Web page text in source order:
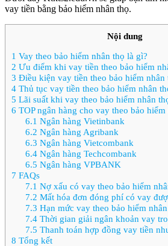
vay tiền bằng bảo hiểm nhân thọ.
Nội dung
1 Vay theo bảo hiểm nhân thọ là gì?
2 Ưu điểm khi vay tiền theo bảo hiểm
3 Điều kiện vay tiền theo bảo hiểm nhân
4 Thủ tục vay tiền theo bảo hiểm nhân
5 Lãi suất khi vay theo bảo hiểm nhân
6 TOP ngân hàng cho vay theo bảo
6.1 Ngân hàng Vietinbank
6.2 Ngân hàng Agribank
6.3 Ngân hàng Vietcombank
6.4Ngân hàng Techcombank
6.5 Ngân hàng VPBANK
7 FAQs
7.1 Nợ xấu có vay theo bảo hiểm
7.2 Mất hóa đơn đóng phí có vay
7.3 Hạn mức vay theo bảo hiểm
7.4Thời gian giải ngân khoản vay
7.5 Thanh toán hợp đồng vay tiền
8 Tổng kết